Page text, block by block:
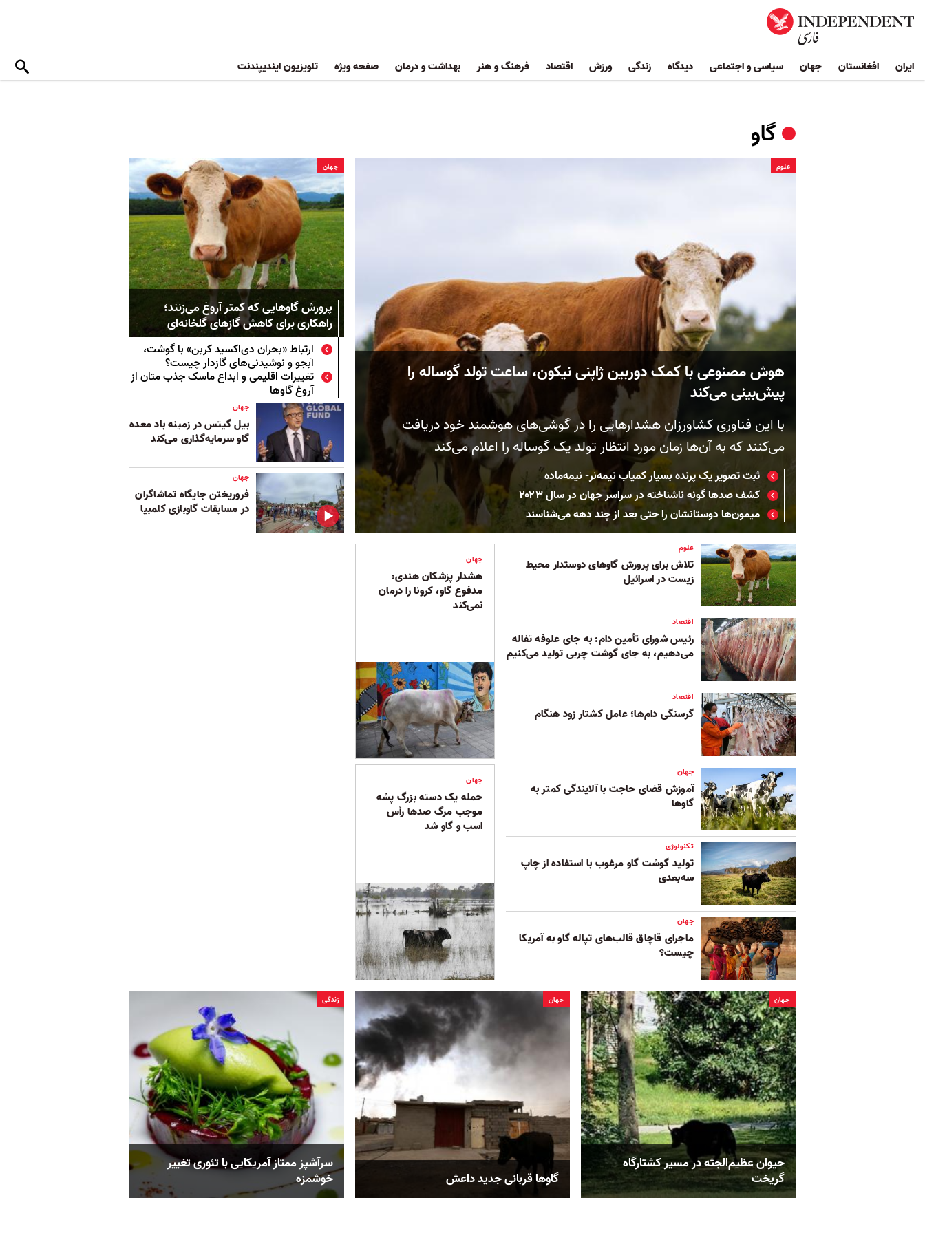
ایران افغانستان جهان سیاسی و اجتماعی دیدگاه زندگی ورزش اقتصاد فرهنگ و هنر بهداشت و درمان صفحه ویژه تلویزیون ایندیپندنت
گاو
علوم
هوش مصنوعی با کمک دوربین ژاپنی نیکون، ساعت تولد گوساله را
پیش‌بینی می‌کند
با این فناوری کشاورزان هشدارهایی را در گوشی‌های هوشمند خود دریافت
می‌کنند که به آن‌ها زمان مورد انتظار تولد یک گوساله را اعلام می‌کند
ثبت تصویر یک پرنده‌ بسیار کمیاب نیمه‌نر- نیمه‌ماده
کشف صدها گونه ناشناخته در سراسر جهان در سال ۲۰۲۳
میمون‌ها دوستانشان را حتی بعد از چند دهه می‌شناسند
جهان
پرورش گاوهایی که کمتر آروغ می‌زنند؛
راهکاری برای کاهش گازهای گلخانه‌ای
ارتباط «بحران دی‌اکسید کربن» با گوشت،
آبجو و نوشیدنی‌های گازدار چیست؟
تغییرات اقلیمی و ابداع ماسک جذب متان از
آروغ گاو‌ها
جهان
بیل گیتس در زمینه باد معده
گاو سرمایه‌گذاری می‌کند
جهان
فروریختن جایگاه تماشاگران
در مسابقات گاوبازی کلمبیا
علوم
تلاش برای پرورش گاوهای دوستدار محیط‌
زیست در اسرائیل
اقتصاد
رئیس شورای تأمین دام: به جای علوفه تفاله
می‌دهیم، به جای گوشت چربی تولید می‌کنیم
اقتصاد
گرسنگی دام‌ها؛ عامل کشتار زود هنگام
جهان
آموزش قضای حاجت با آلایندگی کمتر به
گاوها
تکنولوژی
تولید گوشت گاو مرغوب با استفاده از چاپ
سه‌بعدی
جهان
ماجرای قاچاق قالب‌های تپاله گاو به آمریکا
چیست؟
جهان
هشدار پزشکان هندی:
مدفوع گاو، کرونا را درمان
نمی‌کند
جهان
حمله یک دسته بزرگ پشه
موجب مرگ صدها رأس
اسب و گاو شد
جهان
حیوان عظیم‌الجثه در مسیر کشتارگاه
گریخت
جهان
گاوها قربانی جدید داعش
زندگی
سرآشپز ممتاز آمریکایی با تئوری تغییر
خوشمزه